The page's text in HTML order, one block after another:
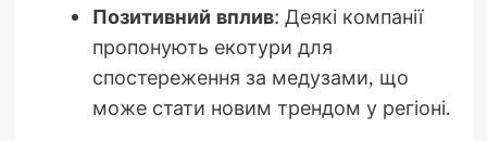
Позитивний вплив: Деякі компанії
пропонують екотури для
спостереження за медузами, що
може стати новим трендом у регіоні.